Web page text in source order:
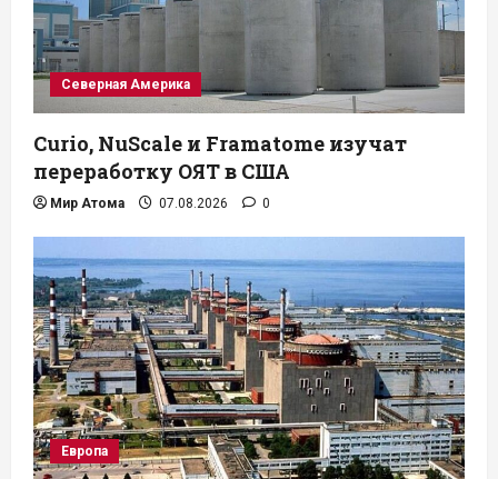
Северная Америка
Curio, NuScale и Framatome изучат
переработку ОЯТ в США
Мир Атома 07.08.2026 0
Европа